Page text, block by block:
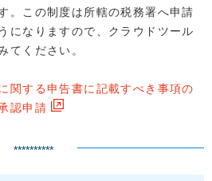
。この制度は所轄の税務署へ申請
になりますので、クラウドツール
てください。
関する申告書に記載すべき事項の
認申請
**********